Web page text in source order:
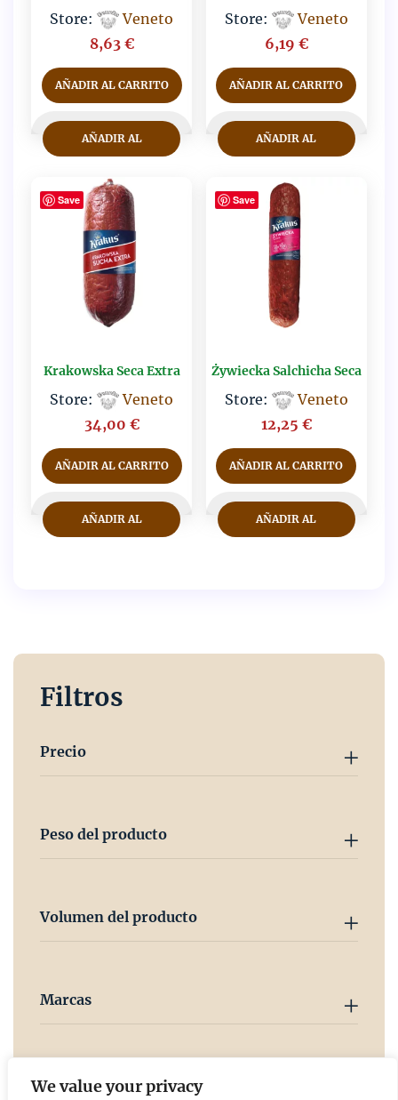
We value your privacy
Store:
Veneto
8,63 €
AÑADIR AL CARRITO
AÑADIR AL
Store:
Veneto
6,19 €
AÑADIR AL CARRITO
AÑADIR AL
Save
Krakowska Seca Extra
Store:
Veneto
34,00 €
AÑADIR AL CARRITO
AÑADIR AL
Save
Żywiecka Salchicha Seca
Store:
Veneto
12,25 €
AÑADIR AL CARRITO
AÑADIR AL
Filtros
Precio
Peso del producto
Volumen del producto
Marcas
País